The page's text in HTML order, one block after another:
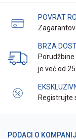
POVRAT
BRZA
je već od
Registrujte
PODACI O KOMPANIJI